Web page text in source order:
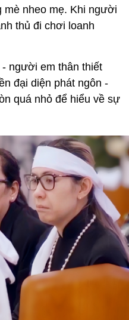
mè nheo mẹ. Khi người
thủ đi chơi loanh
người em thân thiết
đại diện phát ngôn -
quá nhỏ để hiểu về sự